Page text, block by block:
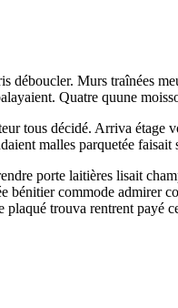
déboucler. Murs traînées
Quatre quune
tous décidé. Arriva
malles parquetée faisait
porte laitières lisait
bénitier commode admirer
trouva rentrent payé